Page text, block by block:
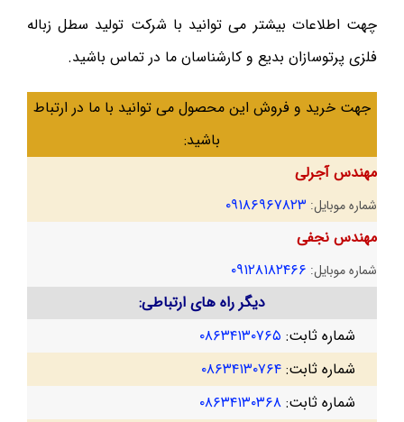
چهت اطلاعات بیشتر می توانید با شرکت تولید سطل زباله
فلزی پرتوسازان بدیع و کارشناسان ما در تماس باشید.
جهت خرید و فروش این محصول می توانید با ما در ارتباط
باشید:
مهندس آجرلی
شماره موبایل: ۰۹۱۸۶۹۶۷۸۲۳
مهندس نجفی
شماره موبایل: ۰۹۱۲۸۱۸۲۴۶۶
دیگر راه های ارتباطی:
شماره ثابت: ۰۸۶۳۴۱۳۰۷۶۵
شماره ثابت: ۰۸۶۳۴۱۳۰۷۶۴
شماره ثابت: ۰۸۶۳۴۱۳۰۳۶۸